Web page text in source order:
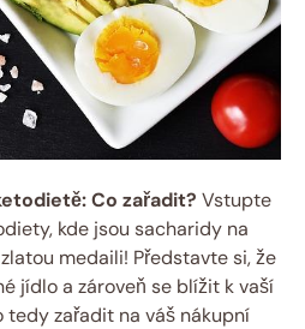
Co zařadit? Vstupte
kde jsou sacharidy na
medaili! Představte si, že
jídlo a zároveň se blížit k vaší
tedy zařadit na váš nákupní